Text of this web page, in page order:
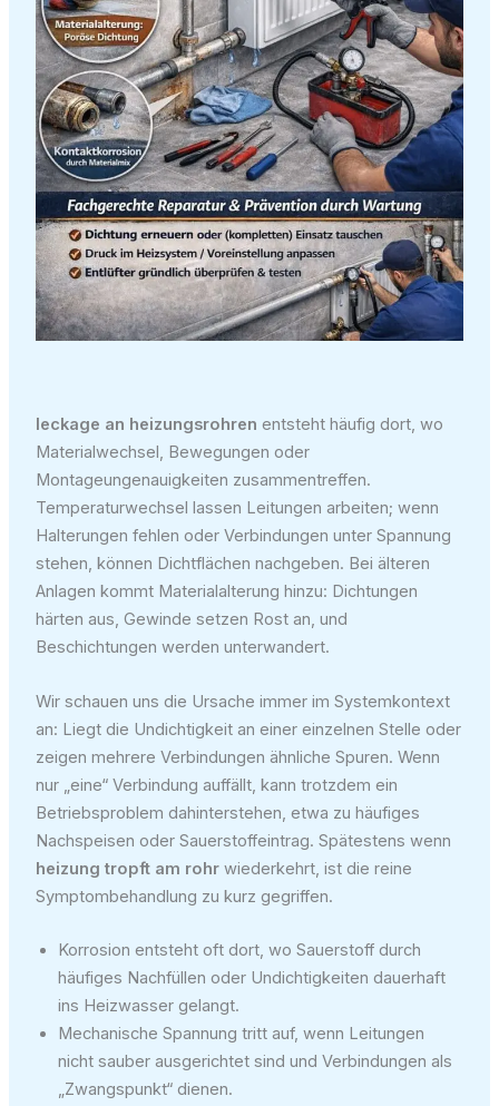
leckage an heizungsrohren entsteht häufig dort, wo
Materialwechsel, Bewegungen oder
Montageungenauigkeiten zusammentreffen.
Temperaturwechsel lassen Leitungen arbeiten; wenn
Halterungen fehlen oder Verbindungen unter Spannung
stehen, können Dichtflächen nachgeben. Bei älteren
Anlagen kommt Materialalterung hinzu: Dichtungen
härten aus, Gewinde setzen Rost an, und
Beschichtungen werden unterwandert.
Wir schauen uns die Ursache immer im Systemkontext
an: Liegt die Undichtigkeit an einer einzelnen Stelle oder
zeigen mehrere Verbindungen ähnliche Spuren. Wenn
nur „eine“ Verbindung auffällt, kann trotzdem ein
Betriebsproblem dahinterstehen, etwa zu häufiges
Nachspeisen oder Sauerstoffeintrag. Spätestens wenn
heizung tropft am rohrwiederkehrt, ist die reine
Symptombehandlung zu kurz gegriffen.
Korrosion entsteht oft dort, wo Sauerstoff durch
häufiges Nachfüllen oder Undichtigkeiten dauerhaft
ins Heizwasser gelangt.
Mechanische Spannung tritt auf, wenn Leitungen
nicht sauber ausgerichtet sind und Verbindungen als
„Zwangspunkt“ dienen.